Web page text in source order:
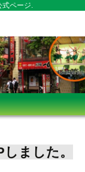
式ページ.
ました。